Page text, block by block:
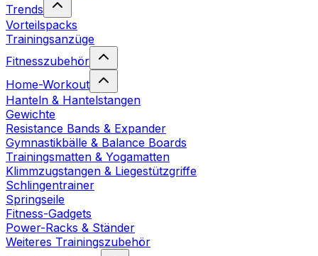
Trends
Vorteilspacks
Trainingsanzüge
Fitnesszubehör
Home-Workout
Hanteln & Hantelstangen
Gewichte
Resistance Bands & Expander
Gymnastikbälle & Balance Boards
Trainingsmatten & Yogamatten
Klimmzugstangen & Liegestützgriffe
Schlingentrainer
Springseile
Fitness-Gadgets
Power-Racks & Ständer
Weiteres Trainingszubehör